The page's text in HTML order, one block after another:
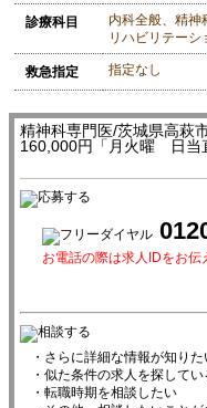
診療科目
内科全般、精神
リハビリテーシ
救急指定 指定なし
精神科専門医/茨城県高萩
160,000円「月火曜 日当
お電話の際は求人IDをお伝
・さらに詳細な情報が知りた
・似た条件の求人を探してい
・転職時期を相談したい